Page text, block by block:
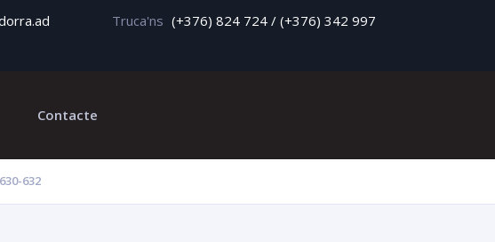
Truca'ns (+376) 824 724 / (+376) 342 997
Contacte
632